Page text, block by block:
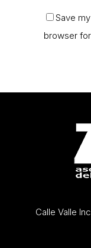
Save
browser
Calle Valle